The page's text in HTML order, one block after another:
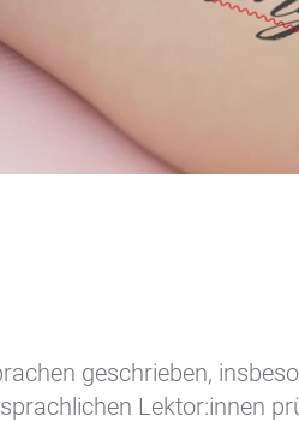
geschrieben,
Lektor:innen